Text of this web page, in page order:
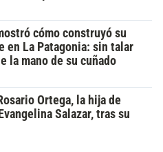
cómo construyó su
en La Patagonia: sin talar
la mano de su cuñado
Ortega, la hija de
Salazar, tras su